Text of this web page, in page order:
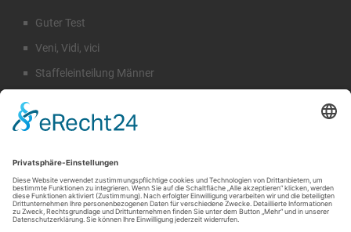
Guter Test
Veni, Vidi, vici
Staffeleinteilung Männer
Emil Hahn
Suche